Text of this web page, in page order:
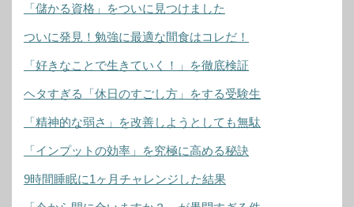
「儲かる資格」をついに見つけました
ついに発見！勉強に最適な間食はコレだ！
「好きなことで生きていく！」を徹底検証
ヘタすぎる「休日のすごし方」をする受験生
「精神的な弱さ」を改善しようとしても無駄
「インプットの効率」を究極に高める秘訣
9時間睡眠に1ヶ月チャレンジした結果